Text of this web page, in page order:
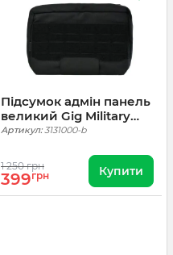
Підсумок адмін панель
великий Gig Military
Admin. Cordura 1000.
Артикул:3131000-b
1 250 грн
399грн Купити